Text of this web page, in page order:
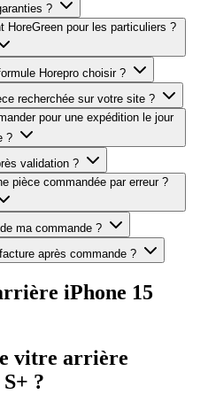
?
HoreGreen pour les particuliers ?
Horepro choisir ?
recherchée sur votre site ?
pour une expédition le jour
?
validation ?
pièce commandée par erreur ?
ma commande ?
après commande ?
iPhone 15
vitre arrière
?